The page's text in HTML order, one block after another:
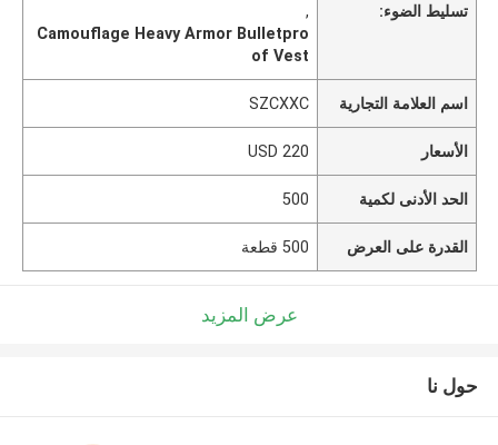
تسليط الضوء:
,
Camouflage Heavy Armor Bulletpro
of Vest
اسم العلامة التجارية SZCXXC
الأسعار USD 220
الحد الأدنى لكمية 500
القدرة على العرض 500 قطعة
عرض المزيد
حول نا